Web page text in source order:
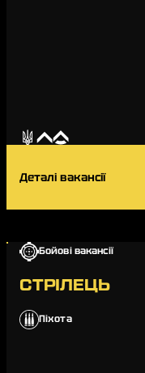
Деталі вакансії
Бойові вакансії
СТРІЛЕЦЬ
Піхота